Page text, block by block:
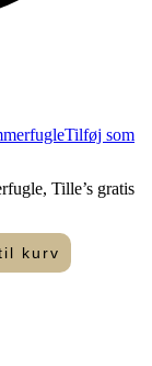
Tilføj som
Tille’s gratis
kurv